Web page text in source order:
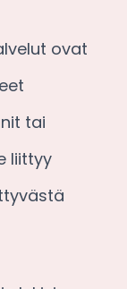
ovat
tai
liittyy